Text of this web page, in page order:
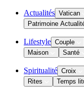
Actualités Vatican
Patrimoine
Lifestyle Couple
Maison
Santé
Spiritualité Croix
Rites
Temps